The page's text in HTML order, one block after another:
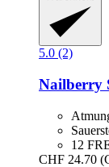
5.0 (2)
Nailberry
12
CHF 24.70